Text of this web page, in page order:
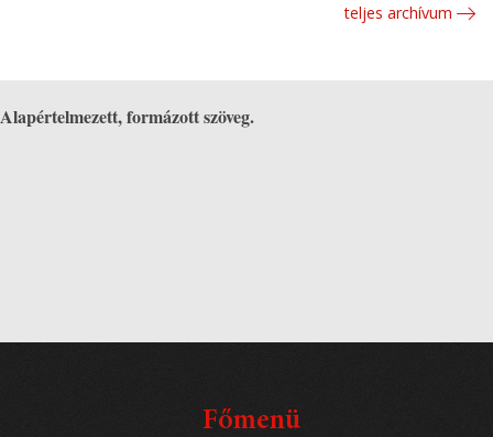
teljes archívum
Alapértelmezett, formázott szöveg.
Főmenü